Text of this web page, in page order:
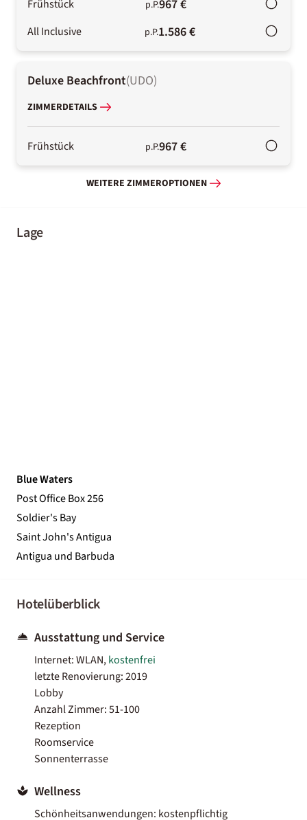
Frühstück p.P.967 €
All Inclusive p.P.1.586 €
Deluxe Beachfront(UDO)
ZIMMERDETAILS
Frühstück p.P.967 €
WEITERE ZIMMEROPTIONEN
Lage
Blue Waters
Post Office Box 256
Soldier's Bay
Saint John's Antigua
Antigua und Barbuda
Hotelüberblick
Ausstattung und Service
Internet: WLAN,kostenfrei
letzte Renovierung: 2019
Lobby
Anzahl Zimmer: 51-100
Rezeption
Roomservice
Sonnenterrasse
Wellness
Schönheitsanwendungen: kostenpflichtig